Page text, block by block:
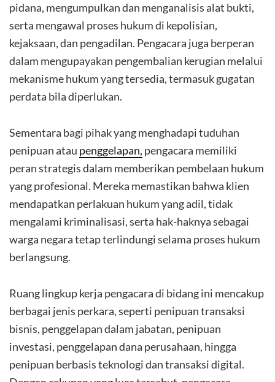
pidana, mengumpulkan dan menganalisis alat bukti,
serta mengawal proses hukum di kepolisian,
kejaksaan, dan pengadilan. Pengacara juga berperan
dalam mengupayakan pengembalian kerugian melalui
mekanisme hukum yang tersedia, termasuk gugatan
perdata bila diperlukan.
Sementara bagi pihak yang menghadapi tuduhan
penipuan atau penggelapan, pengacara memiliki
peran strategis dalam memberikan pembelaan hukum
yang profesional. Mereka memastikan bahwa klien
mendapatkan perlakuan hukum yang adil, tidak
mengalami kriminalisasi, serta hak-haknya sebagai
warga negara tetap terlindungi selama proses hukum
berlangsung.
Ruang lingkup kerja pengacara di bidang ini mencakup
berbagai jenis perkara, seperti penipuan transaksi
bisnis, penggelapan dalam jabatan, penipuan
investasi, penggelapan dana perusahaan, hingga
penipuan berbasis teknologi dan transaksi digital.